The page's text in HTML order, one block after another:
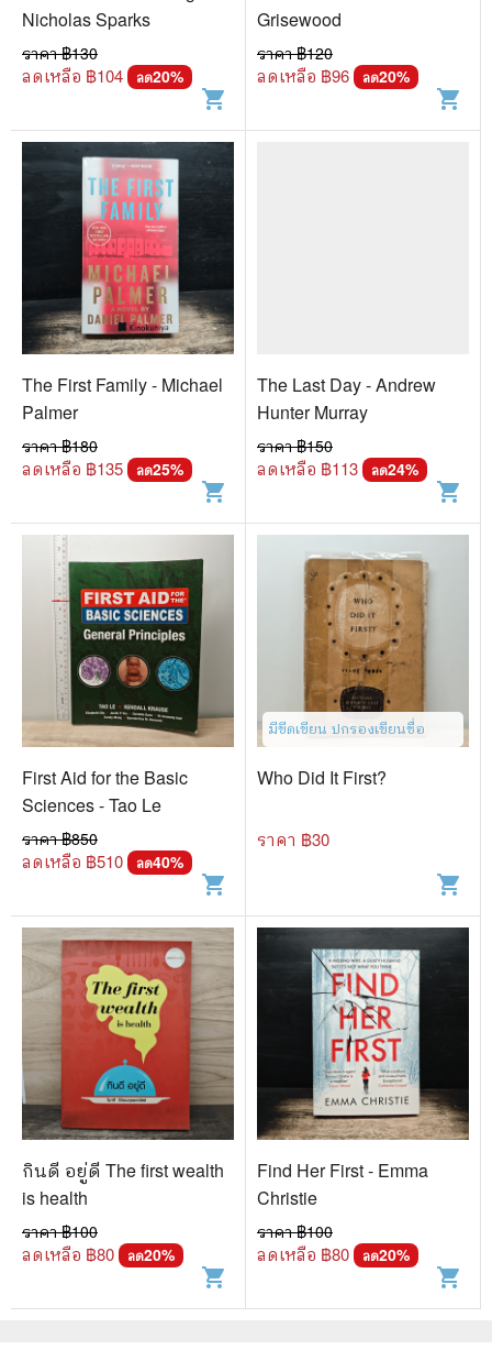
Nicholas Sparks
ราคา ฿130
ลดเหลือ ฿104 ลด20%
shopping_cart
Grisewood
ราคา ฿120
ลดเหลือ ฿96 ลด20%
shopping_cart
The First Family - Michael
Palmer
ราคา ฿180
ลดเหลือ ฿135 ลด25%
shopping_cart
The Last Day - Andrew
Hunter Murray
ราคา ฿150
ลดเหลือ ฿113 ลด24%
shopping_cart
First Aid for the Basic
Sciences - Tao Le
ราคา ฿850
ลดเหลือ ฿510 ลด40%
shopping_cart
มีขีดเขียน ปกรองเขียนชื่อ
Who Did It First?
ราคา ฿30
shopping_cart
กินดี อยู่ดี The first wealth
is health
ราคา ฿100
ลดเหลือ ฿80 ลด20%
shopping_cart
Find Her First - Emma
Christie
ราคา ฿100
ลดเหลือ ฿80 ลด20%
shopping_cart